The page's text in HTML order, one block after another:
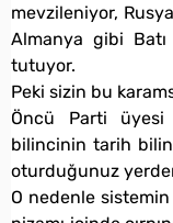
mevzileniyor,
Almanya gibi
tutuyor.
Peki sizin bu
Öncü Parti üyesi
bilincinin tarih
oturduğunuz
O nedenle